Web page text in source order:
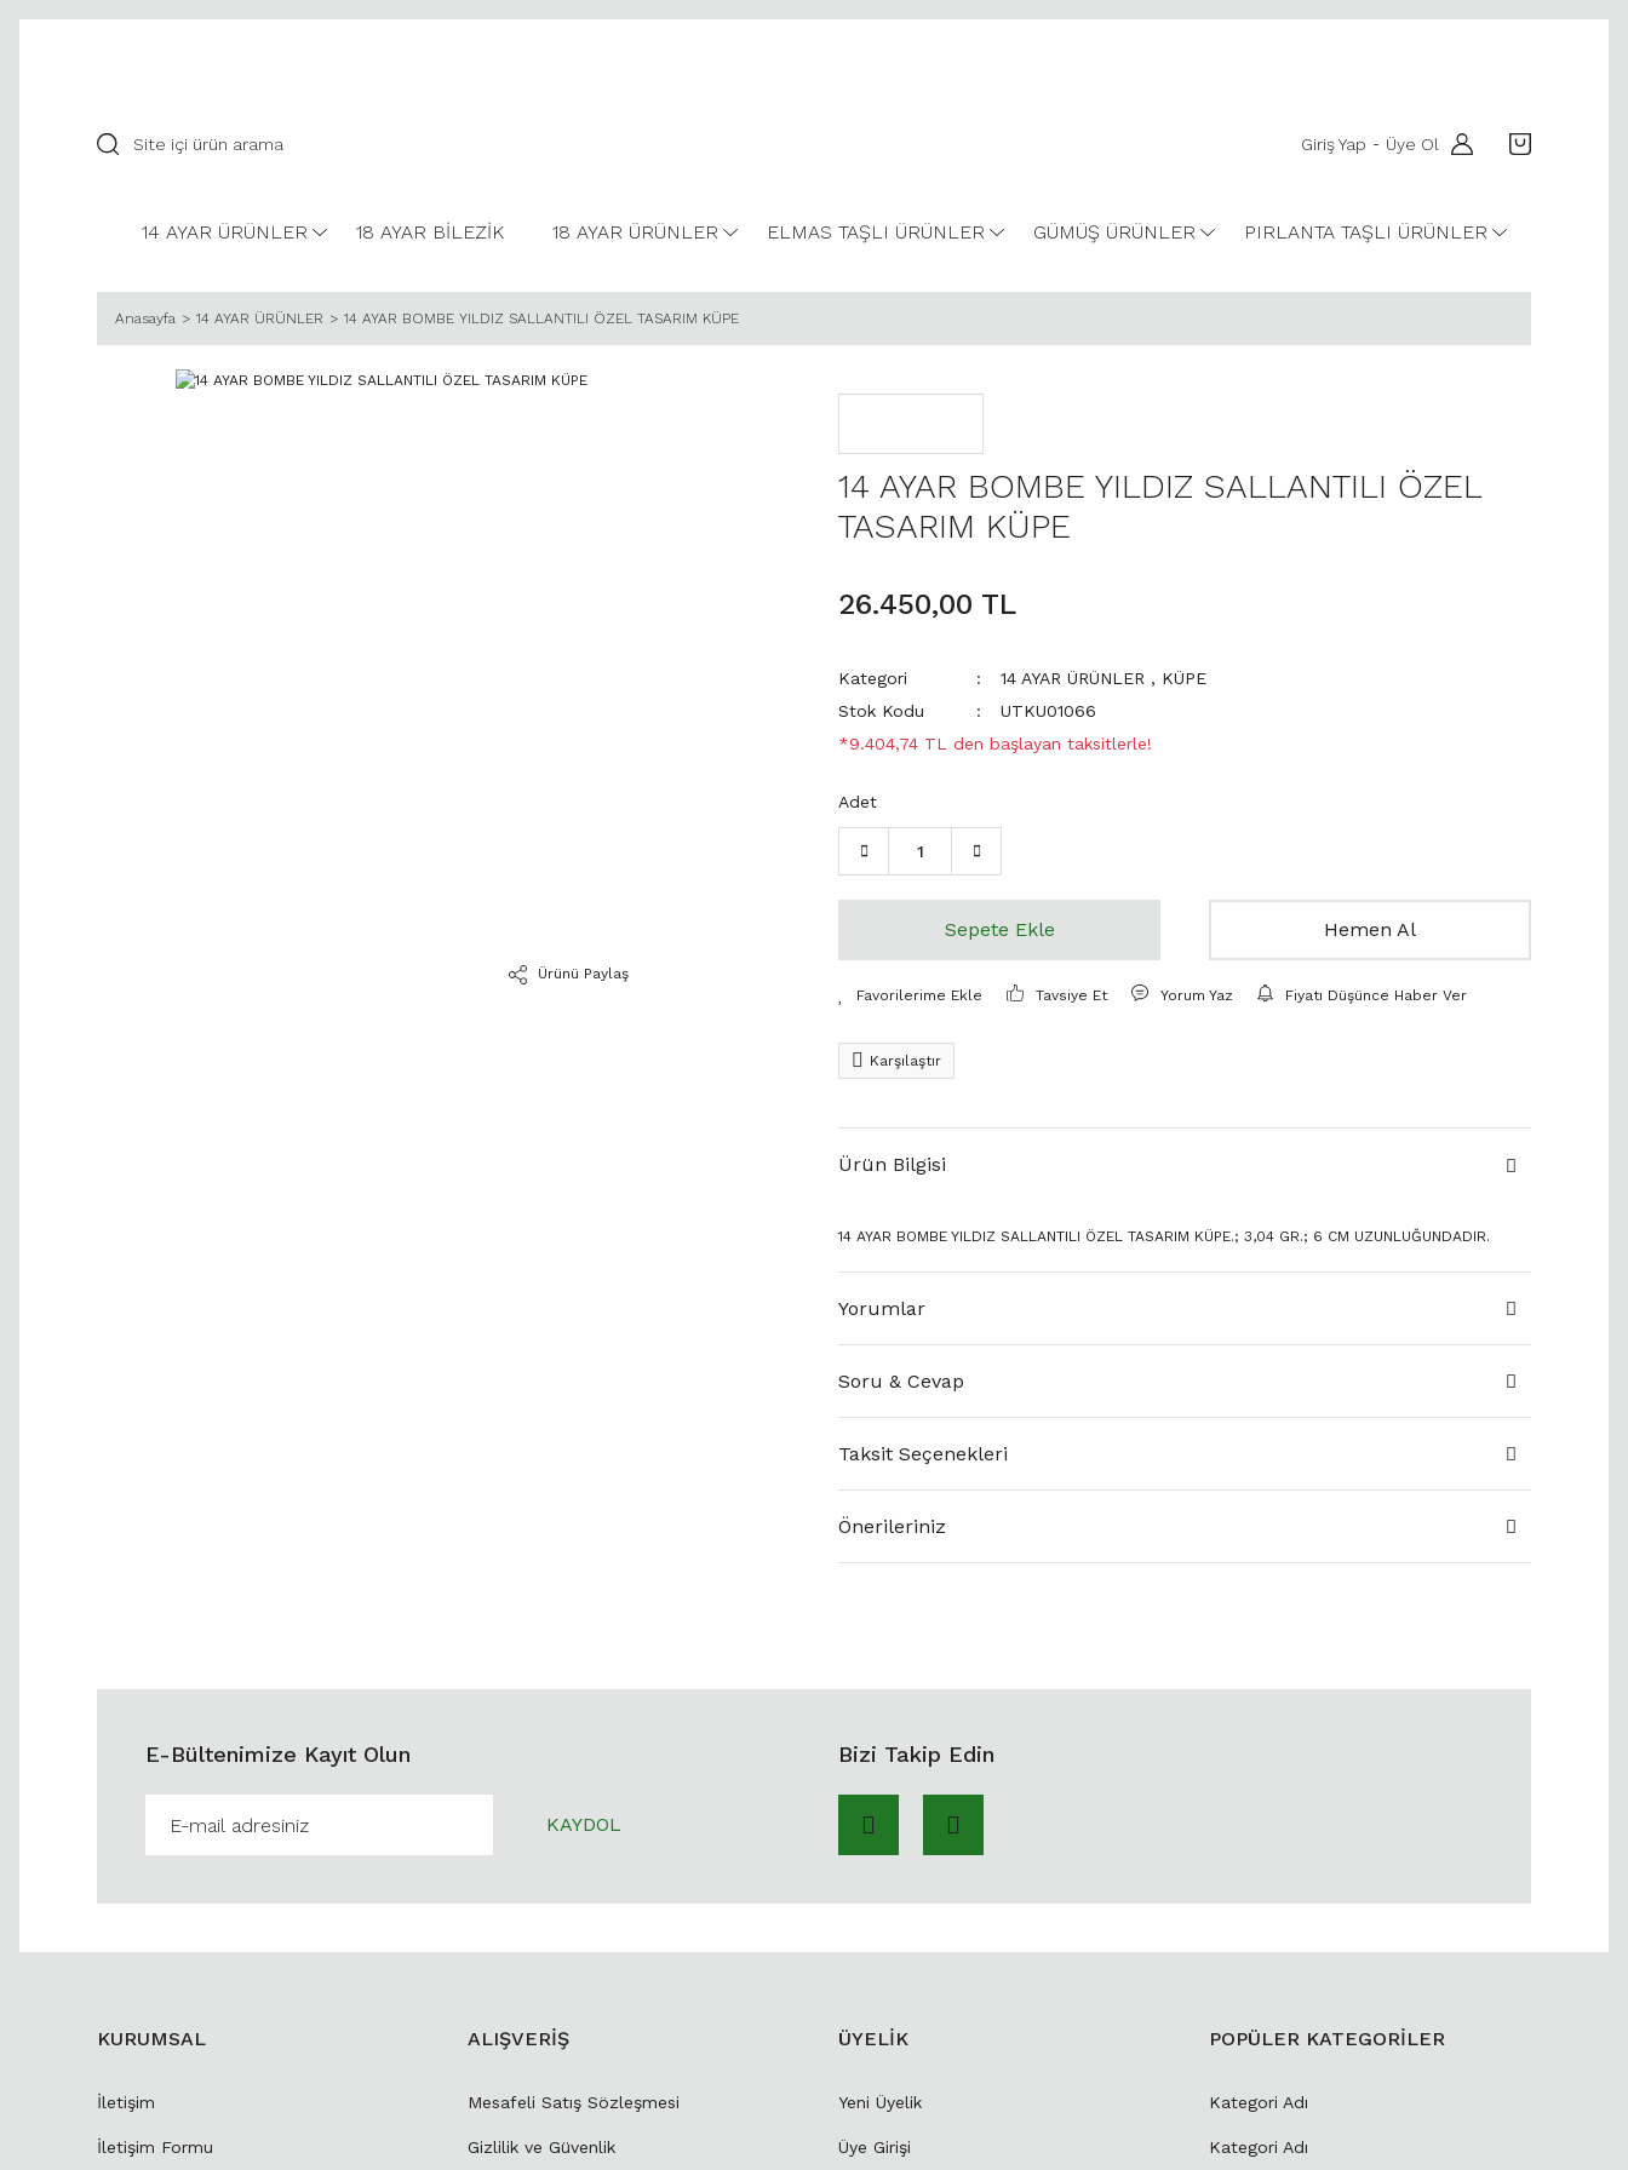
Giriş Yap - Üye Ol
14 AYAR ÜRÜNLER 18 AYAR BİLEZİK 18 AYAR ÜRÜNLER ELMAS TAŞLI ÜRÜNLER GÜMÜŞ ÜRÜNLER PIRLANTA TAŞLI ÜRÜNLER
Anasayfa 14 AYAR ÜRÜNLER 14 AYAR BOMBE YILDIZ SALLANTILI ÖZEL TASARIM KÜPE
Ürünü Paylaş
14 AYAR BOMBE YILDIZ SALLANTILI ÖZEL
TASARIM KÜPE
26.450,00 TL
Kategori 14 AYAR ÜRÜNLER , KÜPE
Stok Kodu
UTKU01066
*9.404,74 TL den başlayan taksitlerle!
Adet
Sepete Ekle Hemen Al
Tavsiye Et Yorum Yaz Fiyatı Düşünce Haber Ver
Karşılaştır
Ürün Bilgisi
14 AYAR BOMBE YILDIZ SALLANTILI ÖZEL TASARIM KÜPE.; 3,04 GR.; 6 CM UZUNLUĞUNDADIR.
Yorumlar
Soru & Cevap
Taksit Seçenekleri
Önerileriniz
E-Bültenimize Kayıt Olun
KAYDOL
Bizi Takip Edin
KURUMSAL
İletişim
İletişim Formu
ALIŞVERİŞ
Mesafeli Satış Sözleşmesi
Gizlilik ve Güvenlik
ÜYELİK
Yeni Üyelik
Üye Girişi
POPÜLER KATEGORİLER
Kategori Adı
Kategori Adı